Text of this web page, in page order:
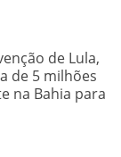
de Lula,
de 5 milhões
na Bahia para